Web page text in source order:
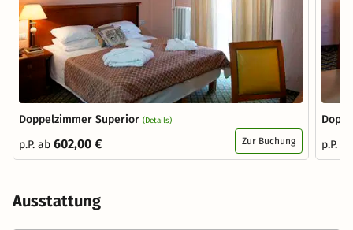
Doppelzimmer Superior (Details)
p.P. ab 602,00 € Zur Buchung
p.P.
Ausstattung